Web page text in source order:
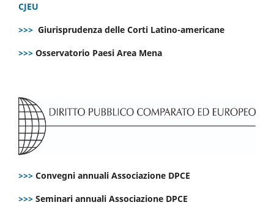
CJEU
>>> Giurisprudenza delle Corti Latino-americane
>>> Osservatorio Paesi Area Mena
>>> Convegni annuali Associazione DPCE
>>> Seminari annuali Associazione DPCE